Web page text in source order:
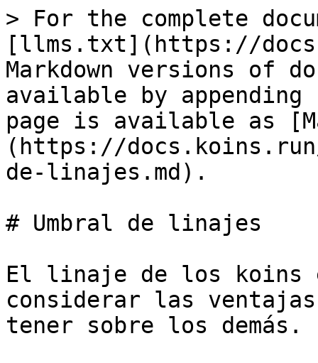
> For the complete
[llms.txt](https://
Markdown versions of
available by
page is available as
(https://
de-linajes.md).
# Umbral de linajes
El linaje de los koins
considerar las
tener sobre los demás.